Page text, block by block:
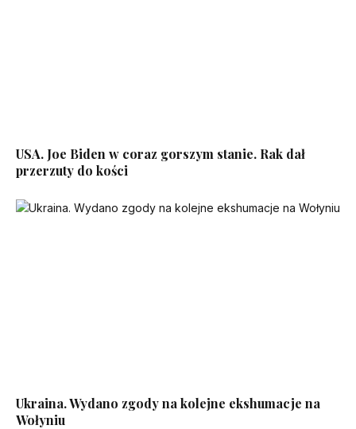
USA. Joe Biden w coraz gorszym stanie. Rak dał
przerzuty do kości
Ukraina. Wydano zgody na kolejne ekshumacje na
Wołyniu